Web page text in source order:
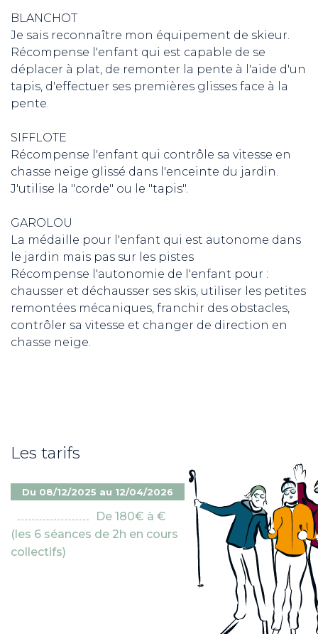
BLANCHOT
Je sais reconnaître mon équipement de skieur.
Récompense l'enfant qui est capable de se
déplacer à plat, de remonter la pente à l'aide d'un
tapis, d'effectuer ses premières glisses face à la
pente.
SIFFLOTE
Récompense l'enfant qui contrôle sa vitesse en
chasse neige glissé dans l'enceinte du jardin.
J'utilise la "corde" ou le "tapis".
GAROLOU
La médaille pour l'enfant qui est autonome dans
le jardin mais pas sur les pistes
Récompense l'autonomie de l'enfant pour :
chausser et déchausser ses skis, utiliser les petites
remontées mécaniques, franchir des obstacles,
contrôler sa vitesse et changer de direction en
chasse neige.
Les tarifs
Du 08/12/2025 au 12/04/2026
De 180€ à €
(les 6 séances de 2h en cours
collectifs)